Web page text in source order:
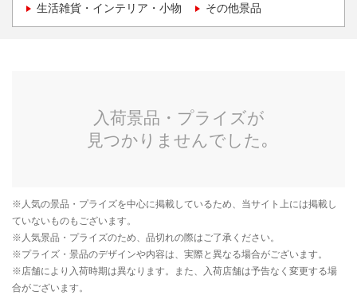
生活雑貨・インテリア・小物 その他景品